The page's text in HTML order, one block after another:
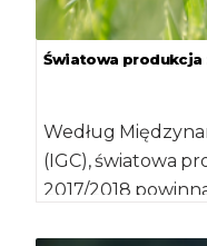
Światowa produkcja
Według
(IGC), światowa
2017/2018